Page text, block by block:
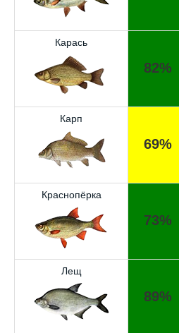
Карась
82%
Карп
69%
Краснопёрка
73%
Лещ
89%